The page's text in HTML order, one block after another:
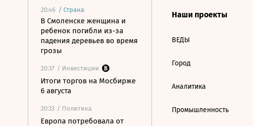
20:46 / Страна
В Смоленске женщина и
ребенок погибли из-за
падения деревьев во время
грозы
20:37 / Инвестиции
Итоги торгов на Мосбирже
6 августа
20:33 / Политика
Европа потребовала от
Наши проекты
ВЕДЫ
Город
Аналитика
Промышленность